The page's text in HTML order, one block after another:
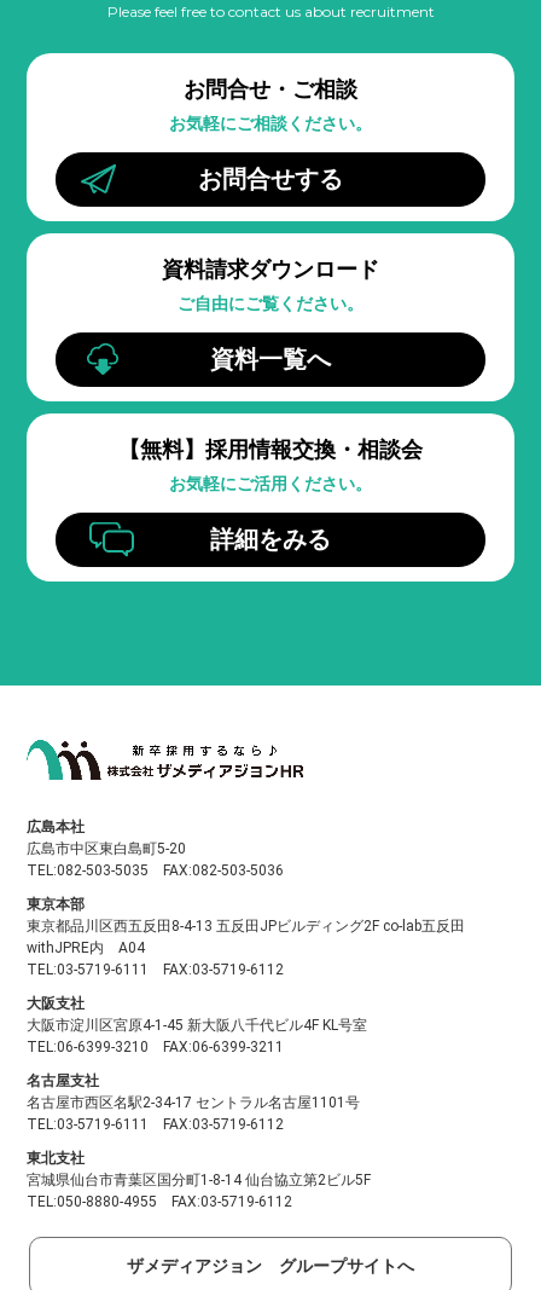
Please feel free to contact us about recruitment
お問合せ・ご相談
お気軽にご相談ください。
お問合せする
資料請求ダウンロード
ご自由にご覧ください。
資料一覧へ
【無料】 採用情報交換・相談会
お気軽にご活用ください。
詳細をみる
広島本社
広島市中区東白島町5-20
TEL:082-503-5035 FAX:082-503-5036
東京本部
東京都品川区西五反田8-4-13 五反田JPビルディング2F co-lab五反田
withJPRE内 A04
TEL:03-5719-6111 FAX:03-5719-6112
大阪支社
大阪市淀川区宮原4-1-45 新大阪八千代ビル4F KL号室
TEL:06-6399-3210 FAX:06-6399-3211
名古屋支社
名古屋市西区名駅2-34-17 セントラル名古屋1101号
TEL:03-5719-6111 FAX:03-5719-6112
東北支社
宮城県仙台市青葉区国分町1-8-14 仙台協立第2ビル5F
TEL:050-8880-4955 FAX:03-5719-6112
ザメディアジョン グループサイトへ